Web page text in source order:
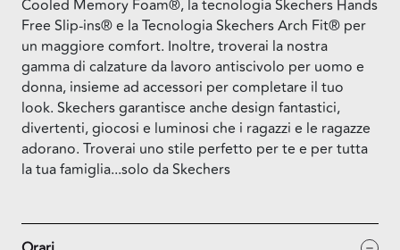
Cooled Memory Foam®, la tecnologia Skechers Hands
Free Slip-ins® e la Tecnologia Skechers Arch Fit® per
un maggiore comfort. Inoltre, troverai la nostra
gamma di calzature da lavoro antiscivolo per uomo e
donna, insieme ad accessori per completare il tuo
look. Skechers garantisce anche design fantastici,
divertenti, giocosi e luminosi che i ragazzi e le ragazze
adorano. Troverai uno stile perfetto per te e per tutta
la tua famiglia...solo da Skechers